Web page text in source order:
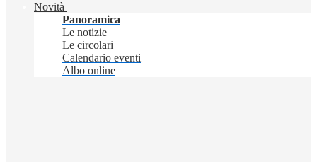
Novità
Panoramica
Le notizie
Le circolari
Calendario eventi
Albo online